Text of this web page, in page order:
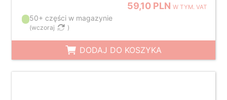
59,10 PLNW TYM. VAT
50+ części w magazynie
(wczoraj )
DODAJ DO KOSZYKA